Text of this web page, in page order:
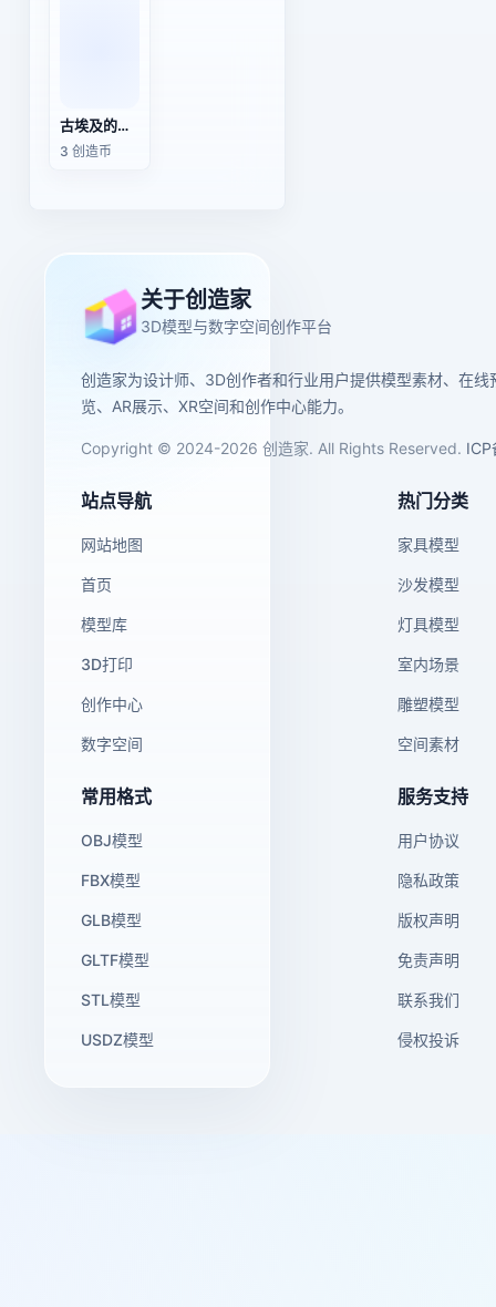
古埃及的朱鹭神像（木乃伊）
3 创造币
关于创造家
3D模型与数字空间创作平台
创造家为设计师、3D创作者和行业用户提供模型素材、在线
览、AR展示、XR空间和创作中心能力。
Copyright © 2024-2026 创造家. All Rights Reserved. ICP
站点导航
网站地图
首页
模型库
3D打印
创作中心
数字空间
热门分类
家具模型
沙发模型
灯具模型
室内场景
雕塑模型
空间素材
常用格式
OBJ模型
FBX模型
GLB模型
GLTF模型
STL模型
USDZ模型
服务支持
用户协议
隐私政策
版权声明
免责声明
联系我们
侵权投诉